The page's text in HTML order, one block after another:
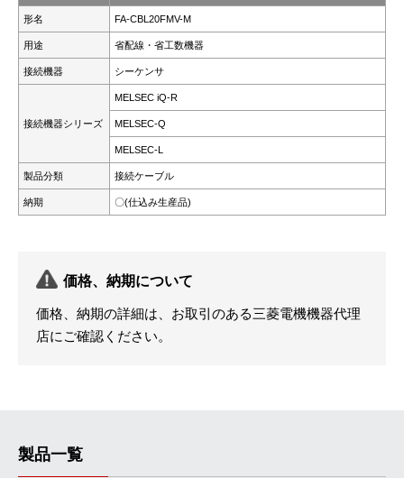
形名 FA-CBL20FMV-M
用途 省配線・省工数機器
接続機器 シーケンサ
接続機器シリーズ
MELSEC iQ-R
MELSEC-Q
MELSEC-L
製品分類 接続ケーブル
納期 〇(仕込み生産品)
価格、納期について
価格、納期の詳細は、お取引のある三菱電機機器代理
店にご確認ください。
製品一覧